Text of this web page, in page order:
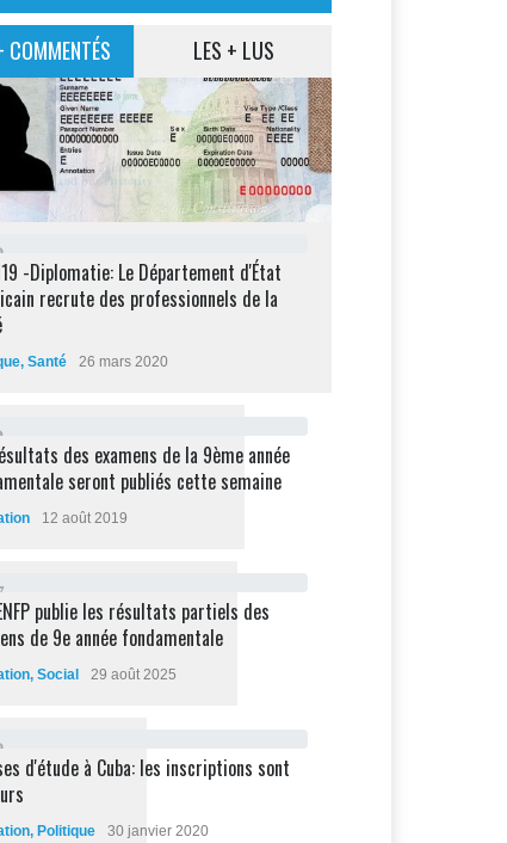
COMMENTÉS LES + LUS
-Diplomatie: Le Département d'État
recrute des professionnels de la
, Santé 26 mars 2020
des examens de la 9ème année
seront publiés cette semaine
12 août 2019
publie les résultats partiels des
de 9e année fondamentale
, Social 29 août 2025
d'étude à Cuba: les inscriptions sont
, Politique 30 janvier 2020